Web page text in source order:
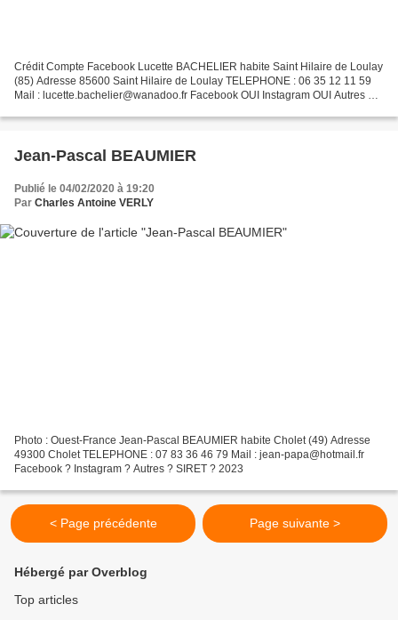
Crédit Compte Facebook Lucette BACHELIER habite Saint Hilaire de Loulay
(85) Adresse 85600 Saint Hilaire de Loulay TELEPHONE : 06 35 12 11 59
Mail : lucette.bachelier@wanadoo.fr Facebook OUI Instagram OUI Autres ?
Jean-Pascal BEAUMIER
Publié le 04/02/2020 à 19:20
Par Charles Antoine VERLY
Photo : Ouest-France Jean-Pascal BEAUMIER habite Cholet (49) Adresse
49300 Cholet TELEPHONE : 07 83 36 46 79 Mail : jean-papa@hotmail.fr
Facebook ? Instagram ? Autres ? SIRET ? 2023
< Page précédente Page suivante >
Hébergé par Overblog
Top articles